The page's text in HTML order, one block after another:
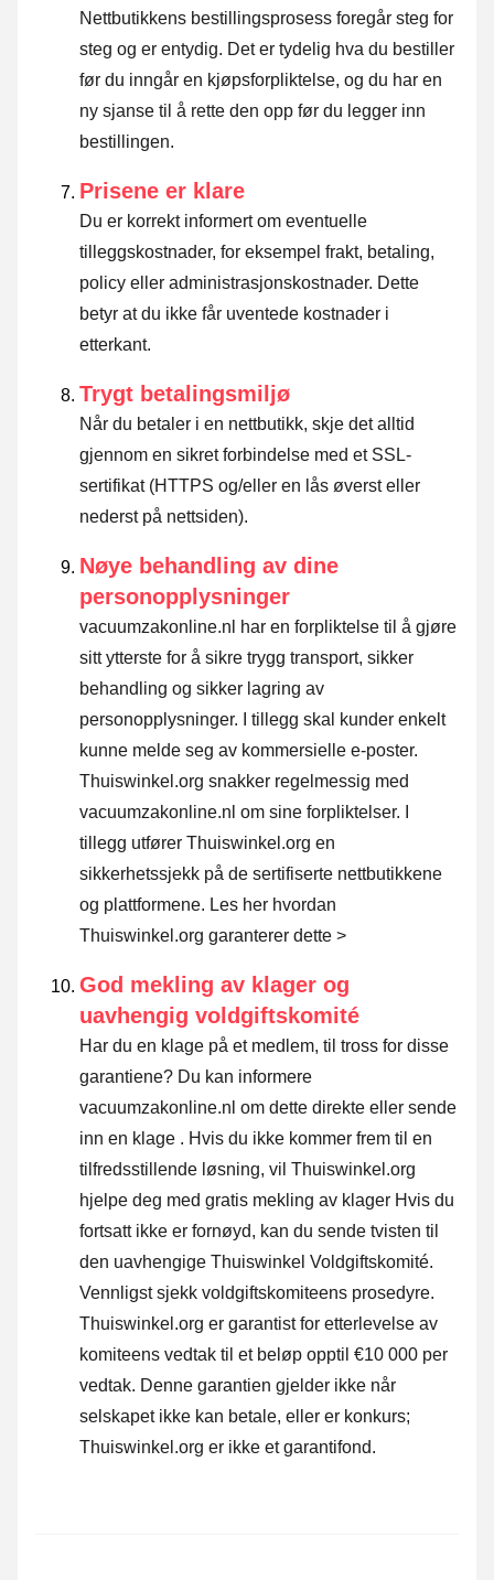
Nettbutikkens bestillingsprosess foregår steg for
steg og er entydig. Det er tydelig hva du bestiller
før du inngår en kjøpsforpliktelse, og du har en
ny sjanse til å rette den opp før du legger inn
bestillingen.
Prisene er klare
Du er korrekt informert om eventuelle
tilleggskostnader, for eksempel frakt, betaling,
policy eller administrasjonskostnader. Dette
betyr at du ikke får uventede kostnader i
etterkant.
Trygt betalingsmiljø
Når du betaler i en nettbutikk, skje det alltid
gjennom en sikret forbindelse med et SSL-
sertifikat (HTTPS og/eller en lås øverst eller
nederst på nettsiden).
Nøye behandling av dine
personopplysninger
vacuumzakonline.nl har en forpliktelse til å gjøre
sitt ytterste for å sikre trygg transport, sikker
behandling og sikker lagring av
personopplysninger. I tillegg skal kunder enkelt
kunne melde seg av kommersielle e-poster.
Thuiswinkel.org snakker regelmessig med
vacuumzakonline.nl om sine forpliktelser. I
tillegg utfører Thuiswinkel.org en
sikkerhetssjekk på de sertifiserte nettbutikkene
og plattformene. Les her hvordan
Thuiswinkel.org garanterer dette >
God mekling av klager og
uavhengig voldgiftskomité
Har du en klage på et medlem, til tross for disse
garantiene? Du kan informere
vacuumzakonline.nl om dette direkte eller sende
inn en klage . Hvis du ikke kommer frem til en
tilfredsstillende løsning, vil Thuiswinkel.org
hjelpe deg med gratis mekling av klager Hvis du
fortsatt ikke er fornøyd, kan du sende tvisten til
den uavhengige Thuiswinkel Voldgiftskomité.
Vennligst sjekk voldgiftskomiteens prosedyre.
Thuiswinkel.org er garantist for etterlevelse av
komiteens vedtak til et beløp opptil €10 000 per
vedtak. Denne garantien gjelder ikke når
selskapet ikke kan betale, eller er konkurs;
Thuiswinkel.org er ikke et garantifond.